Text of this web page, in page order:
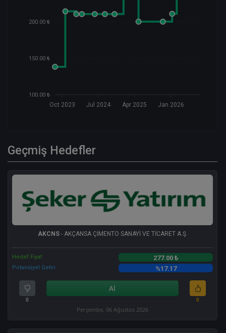
200.00 ₺
150.00 ₺
100.00 ₺
Oct 2023 Jul 2024 Apr 2025 Jan 2026
Geçmiş Hedefler
AKCNS- AKÇANSA ÇİMENTO SANAYİ VE TİCARET A.Ş.
Hedef Fiyat 277.00 ₺
Potansiyel Getiri %17.17
0
Al
0
Perşembe, 06 Ağustos 2026